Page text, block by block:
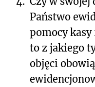
Państwo
pomocy kasy
to z jakiego
objęci